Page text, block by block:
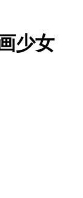
少女